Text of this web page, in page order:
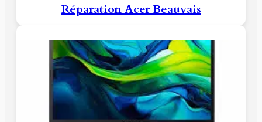
Réparation Acer Beauvais